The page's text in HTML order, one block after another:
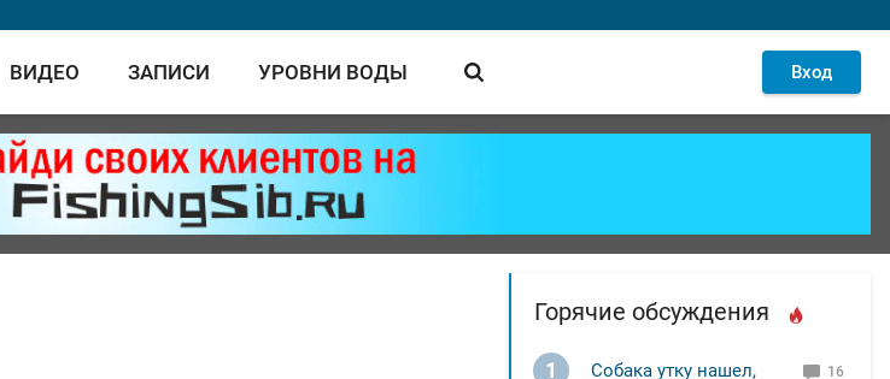
ВИДЕО ЗАПИСИ УРОВНИ ВОДЫ Вход
Горячие обсуждения
1
Собака утку нашел,
16